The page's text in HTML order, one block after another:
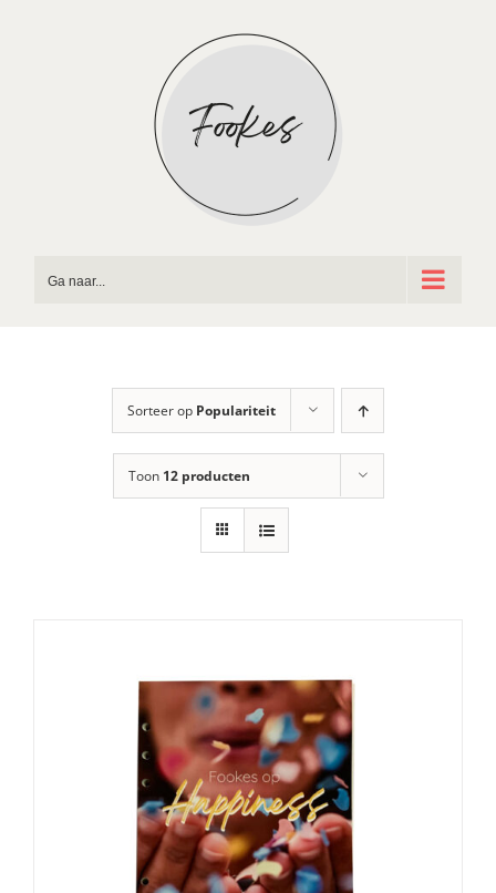
Ga naar...
Sorteer op Populariteit
Toon 12 producten